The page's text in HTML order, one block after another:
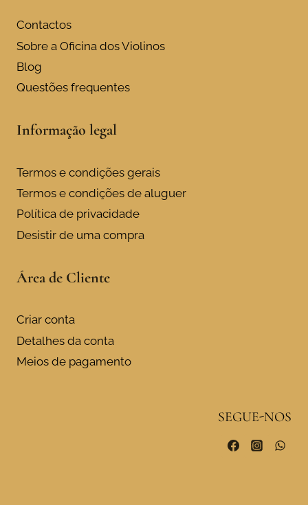
Contactos
Sobre a Oficina dos Violinos
Blog
Questões frequentes
Informação legal
Termos e condições gerais
Termos e condições de aluguer
Política de privacidade
Desistir de uma compra
Área de Cliente
Criar conta
Detalhes da conta
Meios de pagamento
SEGUE-NOS